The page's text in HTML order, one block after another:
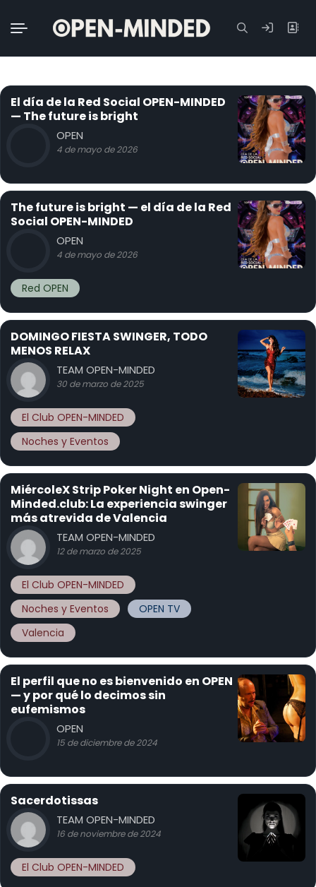
Buscar:
El día de la Red Social OPEN-MINDED
— The future is bright
OPEN
4 de mayo de 2026
The future is bright — el día de la Red
Social OPEN-MINDED
OPEN
4 de mayo de 2026
Red OPEN
DOMINGO FIESTA SWINGER, TODO
MENOS RELAX
TEAM OPEN-MINDED
30 de marzo de 2025
El Club OPEN-MINDED
Noches y Eventos
MiércoleX Strip Poker Night en Open-
Minded.club: La experiencia swinger
más atrevida de Valencia
TEAM OPEN-MINDED
12 de marzo de 2025
El Club OPEN-MINDED
Noches y Eventos
OPEN TV
Valencia
El perfil que no es bienvenido en OPEN
— y por qué lo decimos sin
eufemismos
OPEN
15 de diciembre de 2024
Sacerdotissas
TEAM OPEN-MINDED
16 de noviembre de 2024
El Club OPEN-MINDED